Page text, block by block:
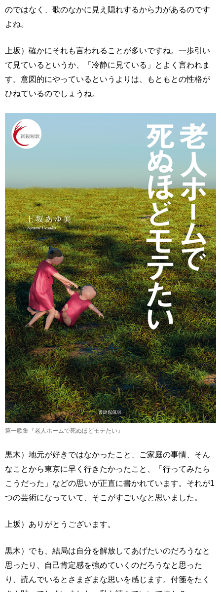
のではなく、歌のなかに見え隠れするから力があるのです
よね。
上坂）確かにそれも言われることが多いですね。一歩引い
て見ているというか、「冷静に見ている」とよく言われま
す。意図的にやっているというよりは、もともとの性格が
ひねているのでしょうね。
第一歌集『老人ホームで死ぬほどモテたい』
黒木）地元が好きではなかったこと、ご家庭の事情、そん
なことから東京に早く行きたかったこと、「行ってみたら
こうだった」などの思いが正直に書かれています。それが1
つの芸術になっていて、そこがすごいなと思いました。
上坂）ありがとうございます。
黒木）でも、結局は自分を解放してあげたいのだろうなと
思ったり、自己肯定感を強めていくのだろうなと思った
り、読んでいるとさまざまな思いを感じます。付箋をたく